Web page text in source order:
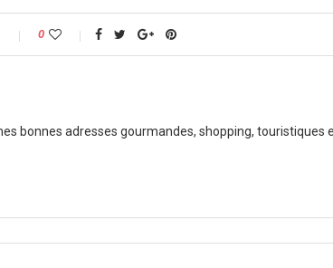
0
bonnes adresses gourmandes, shopping, touristiques